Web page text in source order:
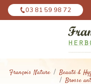
03 81 59 98 72
François Nature Beauté &
Brosse
Panneau de gestion des